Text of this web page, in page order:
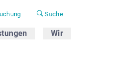
Suche
Wir